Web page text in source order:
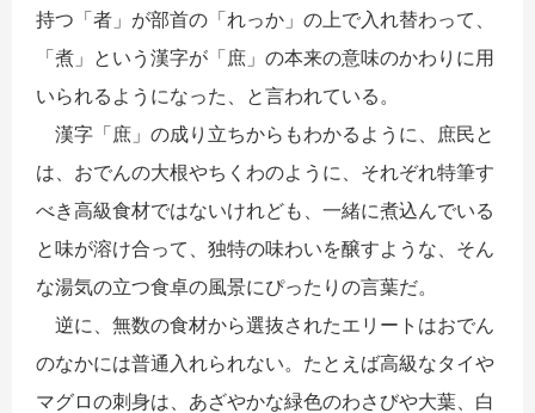
持つ「者」が部首の「れっか」の上で入れ替わって、
「煮」という漢字が「庶」の本来の意味のかわりに用
いられるようになった、と言われている。
漢字「庶」の成り立ちからもわかるように、庶民と
は、おでんの大根やちくわのように、それぞれ特筆す
べき高級食材ではないけれども、一緒に煮込んでいる
と味が溶け合って、独特の味わいを醸すような、そん
な湯気の立つ食卓の風景にぴったりの言葉だ。
逆に、無数の食材から選抜されたエリートはおでん
のなかには普通入れられない。たとえば高級なタイや
マグロの刺身は、あざやかな緑色のわさびや大葉、白